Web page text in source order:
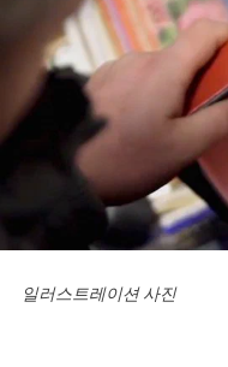
일러스트레이션 사진